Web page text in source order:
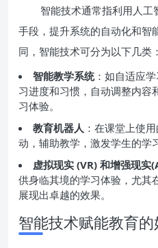
智能技术通常指利用人
手段，提升系统的自动化和智
同，智能技术可分为以下几类：
智能教学系统：如自适应
习进度和习惯，自动调整内容
习体验。
教育机器人 ：在课堂上使
动，辅助教学，激发学生的学
虚拟现实 (VR) 和增强现实
供身临其境的学习体验，尤其
展现出卓越的效果。
智能技术赋能教育的